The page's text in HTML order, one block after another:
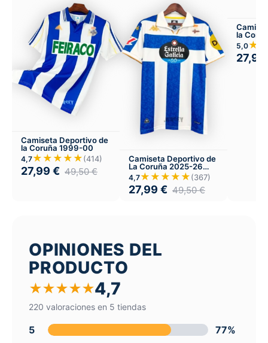
Camiseta Deportivo de
la Coruña 1999-00
4,7★★★★★(414)
27,99 € 49,50€
Camiseta Deportivo de
La Coruña 2025-26
Local
4,7★★★★★(367)
27,99 € 49,50€
la
5,0
27,99
OPINIONES DEL
PRODUCTO
★★★★★4,7
220 valoraciones en 5 tiendas
5
77%